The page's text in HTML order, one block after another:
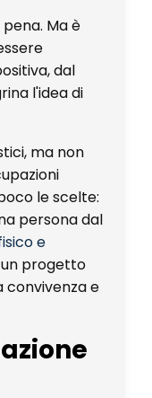
Ma è
dal
l'idea di
ma non
le scelte:
persona dal
e
un progetto
convivenza e